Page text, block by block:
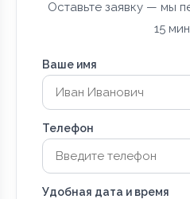
Оставьте заявку — мы
15
Ваше имя
Телефон
Удобная дата и время